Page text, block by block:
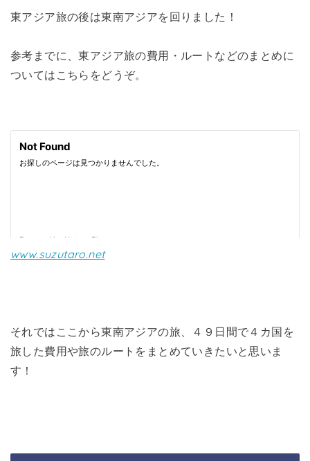
東アジア旅の後は東南アジアを回りました！
参考までに、東アジア旅の費用・ルートなどのまとめに
ついてはこちらをどうぞ。
www.suzutaro.net
それではここから東南アジアの旅、４９日間で４カ国を
旅した費用や旅のルートをまとめていきたいと思いま
す！